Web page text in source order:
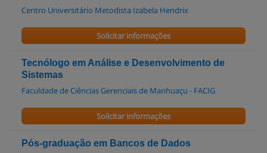
Centro Universitário Metodista Izabela Hendrix
Solicitar informações
Tecnólogo em Análise e Desenvolvimento de
Sistemas
Faculdade de Ciências Gerenciais de Manhuaçu - FACIG
Solicitar informações
Pós-graduação em Bancos de Dados